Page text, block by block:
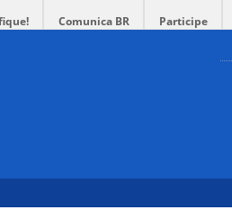
Comunica BR Participe